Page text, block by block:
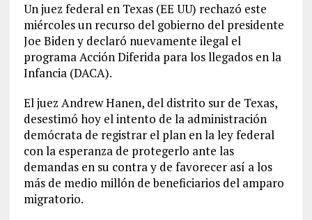
Un juez federal en Texas (EE UU) rechazó este
miércoles un recurso del gobierno del presidente
Joe Biden y declaró nuevamente ilegal el
programa Acción Diferida para los llegados en la
Infancia (DACA).
El juez Andrew Hanen, del distrito sur de Texas,
desestimó hoy el intento de la administración
demócrata de registrar el plan en la ley federal
con la esperanza de protegerlo ante las
demandas en su contra y de favorecer así a los
más de medio millón de beneficiarios del amparo
migratorio.